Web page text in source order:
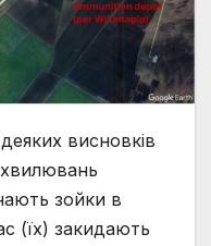
висновків
зойки в
(їх) закидають